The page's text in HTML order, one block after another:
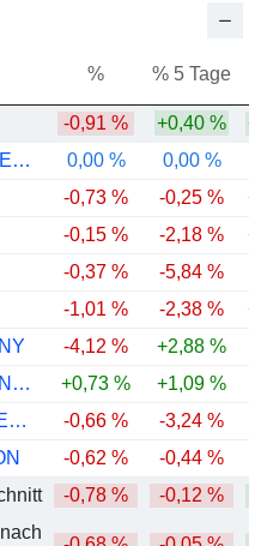
% % 5 Tage
-0,91 % +0,40 %
ABU DHABI NATIONAL ENERGY COMPANY
0,00 % 0,00 %
-0,73 % -0,25 %
-0,15 % -2,18 %
-0,37 % -5,84 %
-1,01 % -2,38 %
-4,12 % +2,88 %
DUBAI ELECTRICITY AND WATER AUTHORITY
+0,73 % +1,09 %
PUBLIC SERVICE ENTERPRISE GROUP, INC.
-0,66 % -3,24 %
-0,62 % -0,44 %
-0,78 % -0,12 %